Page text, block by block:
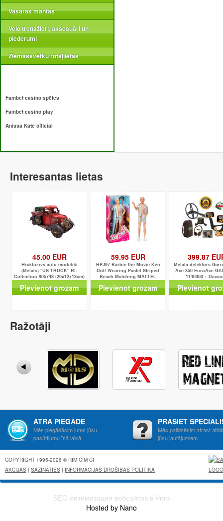
Vasaras mantas
Velo trenažieri, aksesuāri un
piederumi
Ziemassvētku rotaļlietas
Fambet casino spēles
Fambet casino play
Anissa Kate official
Interesantas lietas
45.00 EUR
Ekskluzīvs auto modelīši
(Metāls) "US TRUCK" Rf-
Collection 905748 (26x12x13cm)
Pievienot grozam
59.95 EUR
HPJ97 Barbie the Movie Ken
Doll Wearing Pastel Striped
Beach Matching MATTEL
Pievienot grozam
399.87
Metāla detektors
Ace 350 EuroAce
1140360 +
Pievienot
Ražotāji
ĀTRA PIEGĀDE
Mēs piegādāsim jums jūsu
pasūtījumu īsā laikā.
PRASIET
Mēs palidzēsim atrast
jūsu jautājumiem.
COPYRIGHT 1995-2026 © RIM CIM CI
AKCIJAS | SAZINĀTIES | INFORMĀCIJAS DROŠIBAS POLITIKA
SEO оптимизация вебсайтов в Риге
Hosted by Nano